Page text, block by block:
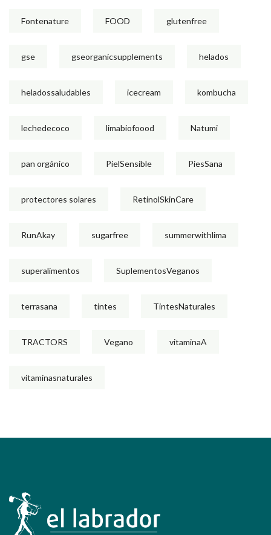
Fontenature FOOD glutenfree
gse gseorganicsupplements helados
heladossaludables icecream kombucha
lechedecoco limabiofoood Natumi
pan orgánico PielSensible PiesSana
protectores solares RetinolSkinCare
RunAkay sugarfree summerwithlima
superalimentos SuplementosVeganos
terrasana tintes TintesNaturales
TRACTORS Vegano vitaminaA
vitaminasnaturales